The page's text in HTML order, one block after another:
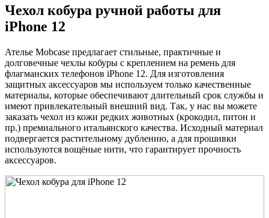
Чехол кобура ручной работы для
iPhone 12
Ателье Mobcase предлагает стильные, практичные и
долговечные чехлы кобуры с креплением на ремень для
флагманских телефонов iPhone 12. Для изготовления
защитных аксессуаров мы используем только качественные
материалы, которые обеспечивают длительный срок службы и
имеют привлекательный внешний вид. Так, у нас вы можете
заказать чехол из кожи редких животных (крокодил, питон и
пр.) премиального итальянского качества. Исходный материал
подвергается растительному дублению, а для прошивки
используются вощёные нити, что гарантирует прочность
аксессуаров.